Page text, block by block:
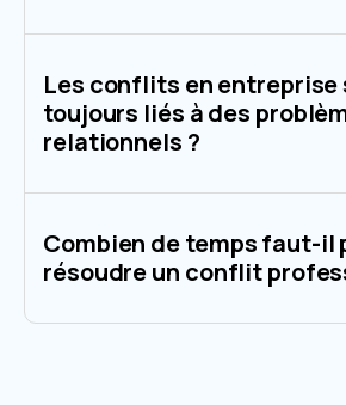
Les conflits en
toujours liés à des
relationnels ?
Combien de temps faut-il
résoudre un conflit